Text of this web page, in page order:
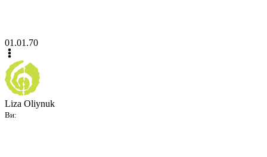
01.01.70
Liza Oliynuk
Ви: